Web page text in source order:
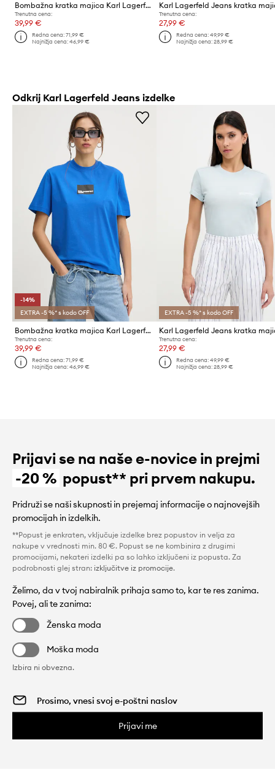
Bombažna kratka majica Karl Lagerfeld Jeans
Trenutna cena:
39,99 €
Redna cena:71,99 €
Najnižja cena:46,99 €
Trenutna cena:
27,99 €
Redna cena: 49,99 €
Najnižja cena: 28,99 €
Odkrij Karl Lagerfeld Jeans izdelke
-14%
EXTRA -5 %* s kodo OFF
Bombažna kratka majica Karl Lagerfeld Jeans
Trenutna cena:
39,99 €
Redna cena:71,99 €
Najnižja cena:46,99 €
EXTRA -5 %* s kodo OFF
Trenutna cena:
27,99 €
Redna cena: 49,99 €
Najnižja cena: 28,99 €
Prijavi se na naše e-novice in prejmi
-20 % popust** pri prvem nakupu.
Pridruži se naši skupnosti in prejemaj informacije o najnovejših
promocijah in izdelkih.
**Popust je enkraten, vključuje izdelke brez popustov in velja za
nakupe v vrednosti min. 80 €. Popust se ne kombinira z drugimi
promocijami, nekateri izdelki pa so lahko izključeni iz popusta. Za
podrobnosti glej stran: izključitve iz promocije.
Želimo, da v tvoj nabiralnik prihaja samo to, kar te res zanima.
Povej, ali te zanima:
Ženska moda
Moška moda
Izbira ni obvezna.
Prijavi me